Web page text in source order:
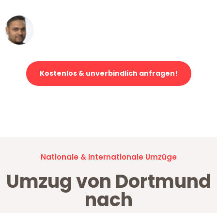
Kostenlos & unverbindlich anfragen!
Nationale & Internationale Umzüge
Umzug von Dortmund
nach